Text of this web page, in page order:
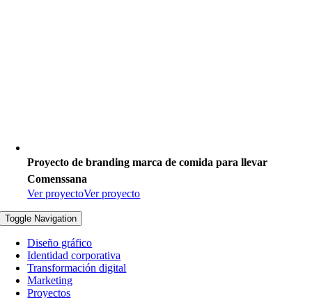
Proyecto de branding marca de comida para llevar
Comenssana
Ver proyectoVer proyecto
Toggle Navigation
Diseño gráfico
Identidad corporativa
Transformación digital
Marketing
Proyectos